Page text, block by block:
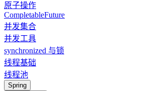
原子操作
CompletableFuture
并发集合
并发工具
synchronized 与锁
线程基础
线程池
Spring